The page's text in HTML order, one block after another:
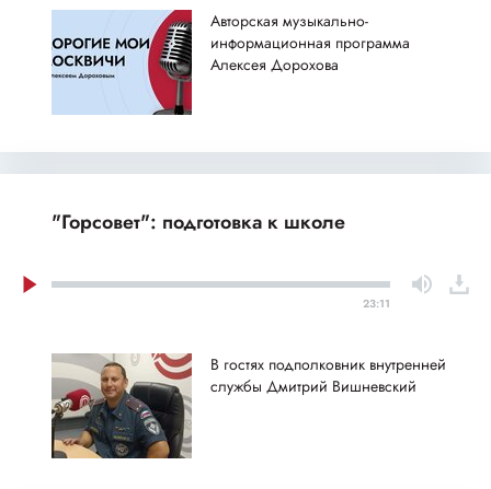
Авторская музыкально-
информационная программа
Алексея Дорохова
"Горсовет": подготовка к школе
23:11
В гостях подполковник внутренней
службы Дмитрий Вишневский